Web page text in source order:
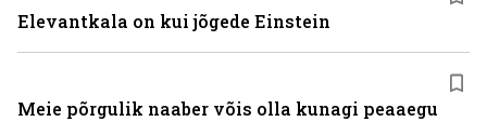
Elevantkala on kui jõgede Einstein
Meie põrgulik naaber võis olla kunagi peaaegu